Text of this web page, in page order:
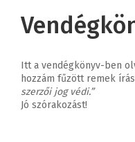
Itt a vendégkönyv-ben
hozzám fűzött remek
szerzői jog védi.”
Jó szórakozást!